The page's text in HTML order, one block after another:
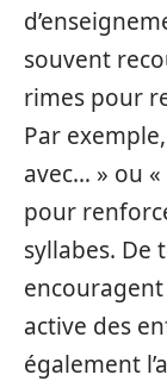
souvent
rimes pour
Par
avec… » ou
pour
syllabes. De
active des
également